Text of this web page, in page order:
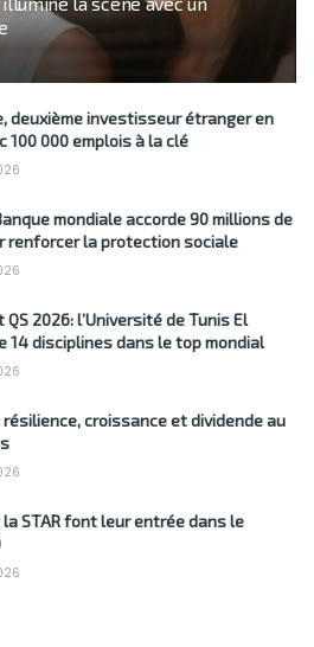
deuxième investisseur étranger en
100 000 emplois à la clé
mondiale accorde 90 millions de
renforcer la protection sociale
2026: l’Université de Tunis El
14 disciplines dans le top mondial
résilience, croissance et dividende au
la STAR font leur entrée dans le